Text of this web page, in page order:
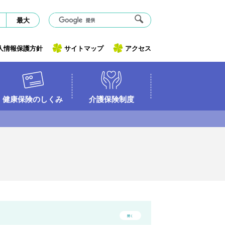
健康保険のしくみ 介護保険制度
情報保護方針 サイトマップ アクセス
最大
開く